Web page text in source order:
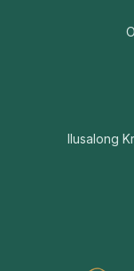
Ilusalong